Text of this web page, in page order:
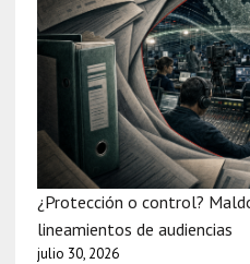
¿Protección o control?
lineamientos de audiencias
julio 30, 2026